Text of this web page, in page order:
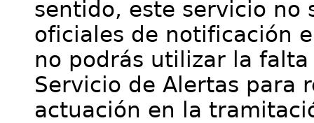
sentido, este servicio no
oficiales de notificación
no podrás utilizar la
Servicio de Alertas para
actuación en la